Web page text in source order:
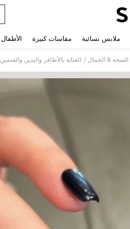
ملابس نسائية مقاسات كبيرة الأطفال
الصحة & الجمال / العناية بالأظافر واليدين والقدمين